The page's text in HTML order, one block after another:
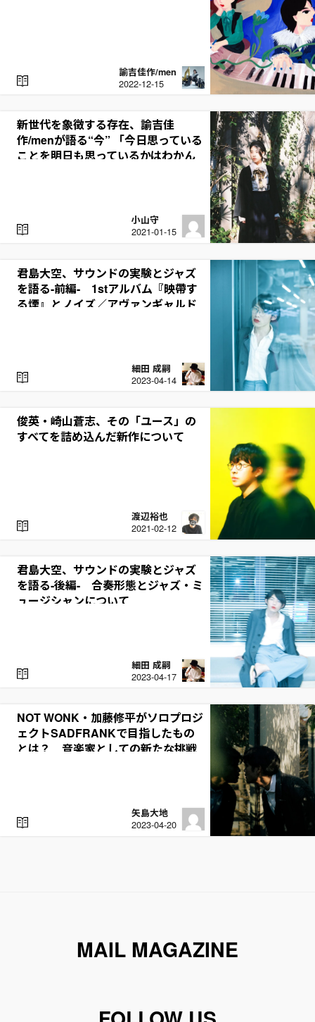
諭吉佳作/men
2022-12-15
新世代を象徴する存在、諭吉佳
作/menが語る“今” 「今日思っている
ことを明日も思っているかはわかん
小山守
2021-01-15
R
E
君島大空、サウンドの実験とジャズ
を語る-前編- 1stアルバム『映帶す
る煙』とノイズ／アヴァンギャルド
細田 成嗣
2023-04-14
R
E
俊英・崎山蒼志、その「ユース」の
すべてを詰め込んだ新作について
渡辺裕也
2021-02-12
R
E
君島大空、サウンドの実験とジャズ
を語る-後編- 合奏形態とジャズ・ミ
ュージシャンについて
細田 成嗣
2023-04-17
R
E
NOT WONK・加藤修平がソロプロジ
ェクトSADFRANKで目指したもの
とは？ 音楽家としての新たな挑戦
矢島大地
2023-04-20
R
E
MAIL MAGAZINE